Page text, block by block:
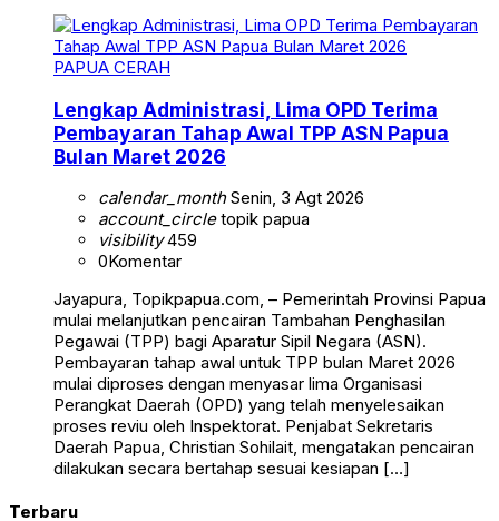
PAPUA CERAH
Lengkap Administrasi, Lima OPD Terima
Pembayaran Tahap Awal TPP ASN Papua
Bulan Maret 2026
calendar_monthSenin, 3 Agt 2026
account_circletopik papua
visibility459
0Komentar
Jayapura, Topikpapua.com, – Pemerintah Provinsi Papua
mulai melanjutkan pencairan Tambahan Penghasilan
Pegawai (TPP) bagi Aparatur Sipil Negara (ASN).
Pembayaran tahap awal untuk TPP bulan Maret 2026
mulai diproses dengan menyasar lima Organisasi
Perangkat Daerah (OPD) yang telah menyelesaikan
proses reviu oleh Inspektorat. Penjabat Sekretaris
Daerah Papua, Christian Sohilait, mengatakan pencairan
dilakukan secara bertahap sesuai kesiapan […]
Terbaru